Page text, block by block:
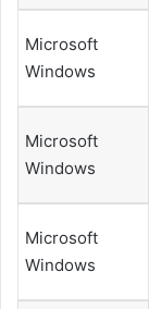
Microsoft
Windows
Microsoft
Windows
Microsoft
Windows